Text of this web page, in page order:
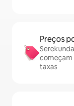
Preços
começam
taxas